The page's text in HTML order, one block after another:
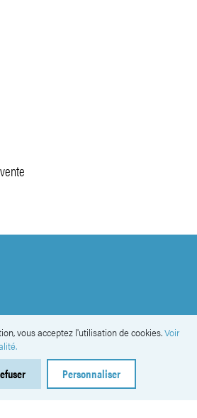
vous acceptez l'utilisation de cookies.Voir
Personnaliser